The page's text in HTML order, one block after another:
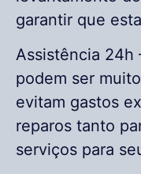
garantir que
Assistência 24h
podem ser
evitam gastos
reparos tanto
serviços para